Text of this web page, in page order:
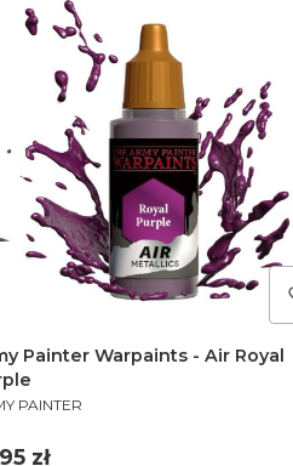
Painter Warpaints - Air Royal
PAINTER
zł